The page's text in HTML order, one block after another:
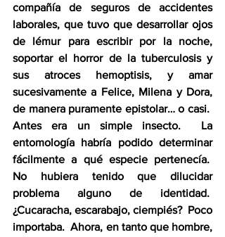
compañía de seguros de accidentes
laborales, que tuvo que desarrollar ojos
de lémur para escribir por la noche,
soportar el horror de la tuberculosis y
sus atroces hemoptisis, y amar
sucesivamente a Felice, Milena y Dora,
de manera puramente epistolar… o casi.
Antes era un simple insecto.  La
entomología habría podido determinar
fácilmente a qué especie pertenecía.
No hubiera tenido que dilucidar
problema alguno de identidad.
¿Cucaracha, escarabajo, ciempiés?  Poco
importaba.  Ahora, en tanto que hombre,